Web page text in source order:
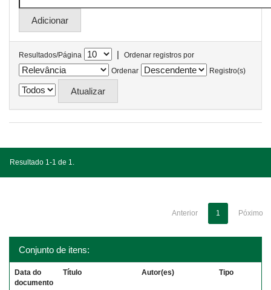
Resultados/Página |
Ordenar registros por
Ordenar
Registro(s)
Resultado 1-1 de 1.
Anterior 1 Póximo
Conjunto de itens:
Data do
documento
Título Autor(es) Tipo